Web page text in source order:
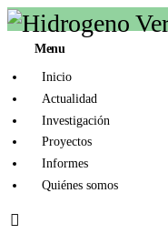
Menu
Inicio
Actualidad
Investigación
Proyectos
Informes
Quiénes somos
Inicio
Actualidad
Investigación
Proyectos